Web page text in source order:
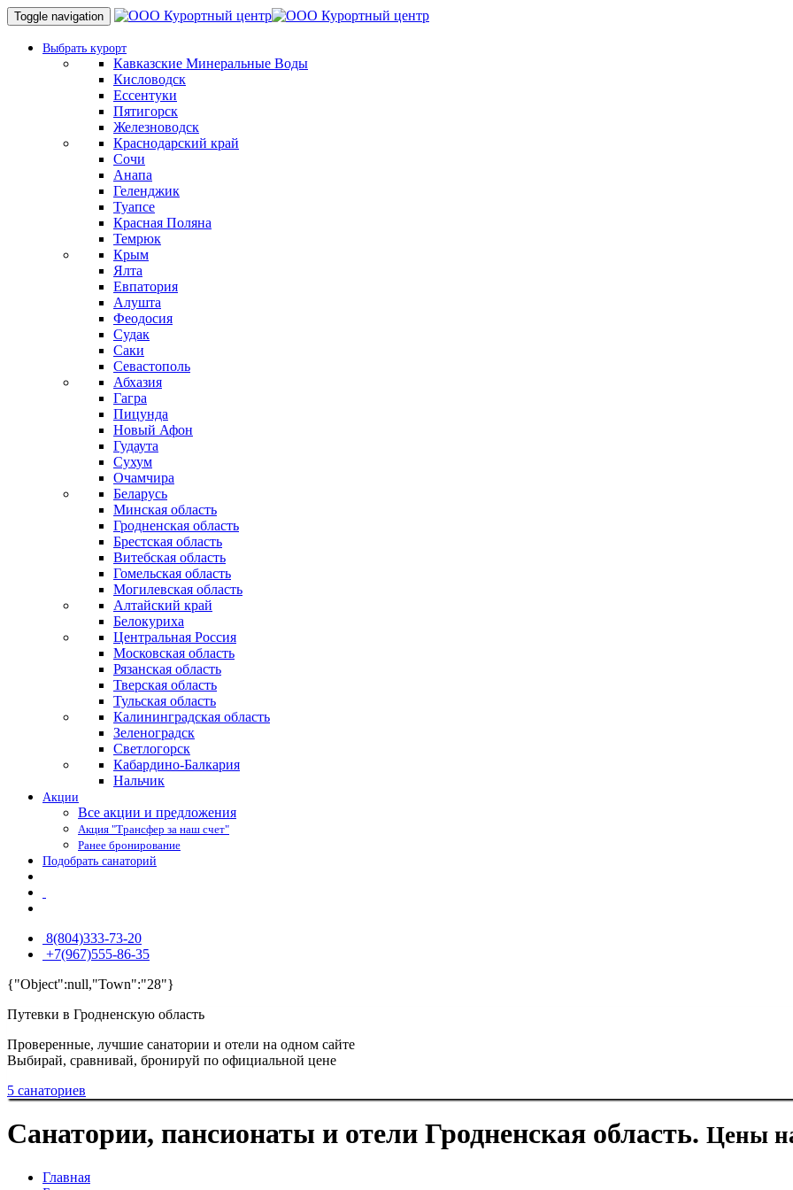
Toggle navigation
Выбрать курорт
Кавказские Минеральные Воды
Кисловодск
Ессентуки
Пятигорск
Железноводск
Краснодарский край
Сочи
Анапа
Геленджик
Туапсе
Красная Поляна
Темрюк
Крым
Ялта
Евпатория
Алушта
Феодосия
Судак
Саки
Севастополь
Абхазия
Гагра
Пицунда
Новый Афон
Гудаута
Сухум
Очамчира
Беларусь
Минская область
Гродненская область
Брестская область
Витебская область
Гомельская область
Могилевская область
Алтайский край
Белокуриха
Центральная Россия
Московская область
Рязанская область
Тверская область
Тульская область
Калининградская область
Зеленоградск
Светлогорск
Кабардино-Балкария
Нальчик
Акции
Все акции и предложения
Акция "Трансфер за наш счет"
Ранее бронирование
Подобрать санаторий
8(804)333-73-20
+7(967)555-86-35
{"Object":null,"Town":"28"}
Путевки в Гродненскую область
Проверенные, лучшие санатории и отели на одном сайте
Выбирай, сравнивай, бронируй по официальной цене
5 санаториев
Санатории, пансионаты и отели Гродненская область. Цены
Главная